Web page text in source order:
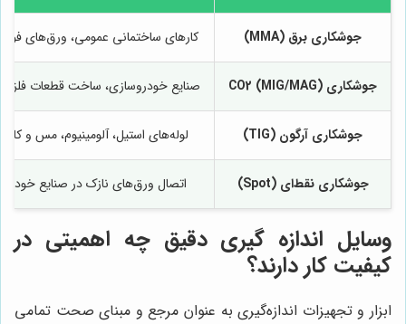
جوشکاری برق (MMA) کارهای ساختمانی عمومی، ورق‌های
جوشکاری CO2 (MIG/MAG) صنایع خودروسازی، ساخت قطعات فلزی
جوشکاری آرگون (TIG) لوله‌های استیل، آلومینیوم، مس و
جوشکاری نقط‌ای (Spot) اتصال ورق‌های نازک در صنایع
وسایل اندازه گیری دقیق چه اهمیتی در
کیفیت کار دارند؟
ابزار و تجهیزات اندازه‌گیری به عنوان مرجع و مبنای صحت تمامی